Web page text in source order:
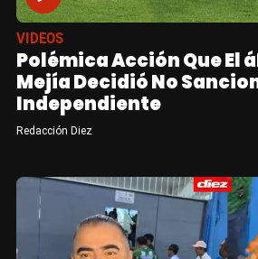
VIDEOS
Polémica Acción Que El
Mejía Decidió No
Independiente
Redacción Diez